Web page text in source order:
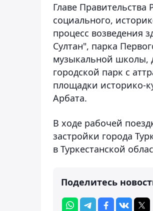
Главе
социального,
процесс возведения
Султан", парка
музыкальной школы,
городской парк с
площадки историко-
Арбата.
В ходе рабочей
застройки города
в Туркестанской
Поделитесь